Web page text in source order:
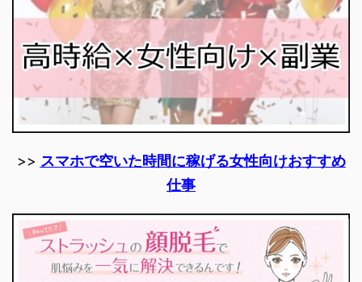
>> スマホで空いた時間に稼げる女性向けおすすめ
仕事